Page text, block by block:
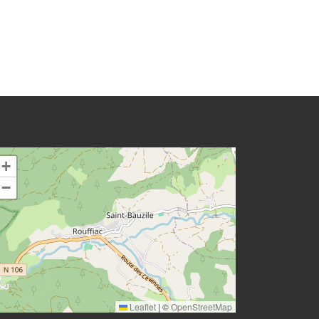
+
−
Leaflet | ©OpenStreetMap